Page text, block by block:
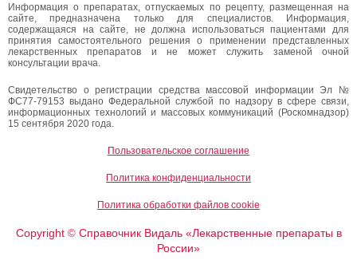
Информация о препаратах, отпускаемых по рецепту, размещенная на
сайте, предназначена только для специалистов. Информация,
содержащаяся на сайте, не должна использоваться пациентами для
принятия самостоятельного решения о применении представленных
лекарственных препаратов и не может служить заменой очной
консультации врача.
Свидетельство о регистрации средства массовой информации Эл №
ФС77-79153 выдано Федеральной службой по надзору в сфере связи,
информационных технологий и массовых коммуникаций (Роскомнадзор)
15 сентября 2020 года.
Пользовательское соглашение
Политика конфиденциальности
Политика обработки файлов cookie
Copyright ©Справочник Видаль «Лекарственные препараты в
России»